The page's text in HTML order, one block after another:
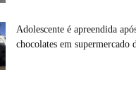
Adolescente é apreendida
chocolates em supermercado